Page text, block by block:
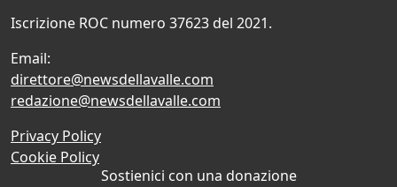
Iscrizione ROC numero 37623 del 2021.
Email:
direttore@newsdellavalle.com
redazione@newsdellavalle.com
Privacy Policy
Cookie Policy
Sostienici con una donazione